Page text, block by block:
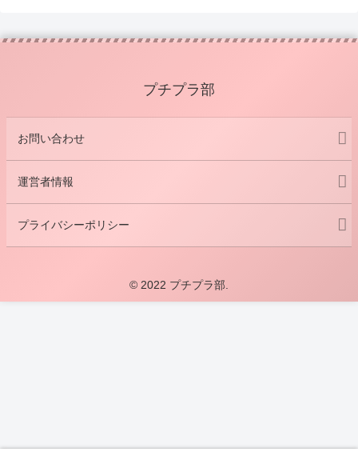
プチプラ部
お問い合わせ
運営者情報
プライバシーポリシー
© 2022 プチプラ部.